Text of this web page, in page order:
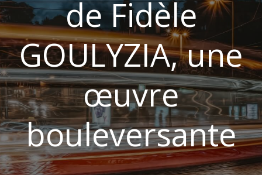
de Fidèle
GOULYZIA, une
œuvre
bouleversante